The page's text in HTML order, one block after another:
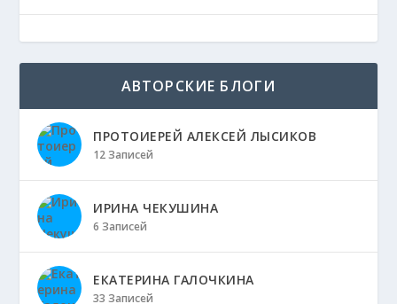
АВТОРСКИЕ БЛОГИ
ПРОТОИЕРЕЙ АЛЕКСЕЙ ЛЫСИКОВ
12 Записей
ИРИНА ЧЕКУШИНА
6 Записей
ЕКАТЕРИНА ГАЛОЧКИНА
33 Записей